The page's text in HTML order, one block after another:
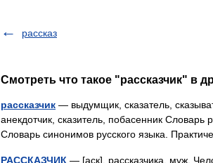
рассказ
Смотреть что такое "рассказчик" в
рассказчик — выдумщик, сказатель,
анекдотчик, сказитель, побасенник Словарь
Словарь синонимов русского языка.
РАССКАЗЧИК — [аск], рассказчика, муж.